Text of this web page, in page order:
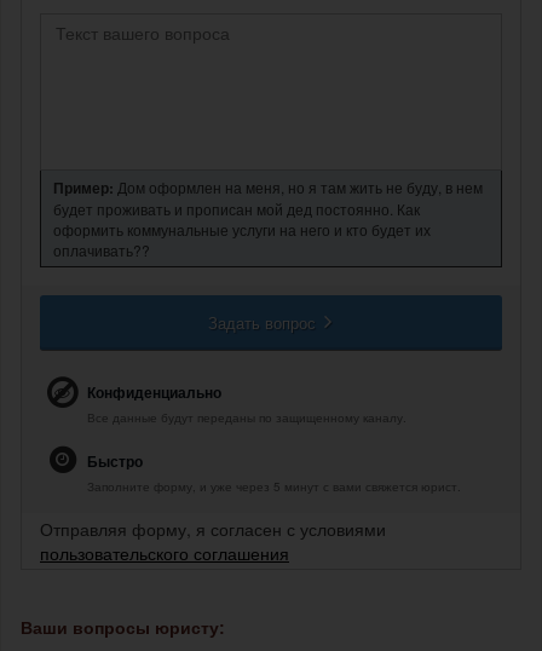
Пример: Дом оформлен на меня, но я там жить не буду, в нем
будет проживать и прописан мой дед постоянно. Как
оформить коммунальные услуги на него и кто будет их
оплачивать??
Задать вопрос
Конфиденциально
Все данные будут переданы по защищенному каналу.
Быстро
Заполните форму, и уже через 5 минут с вами свяжется юрист.
Отправляя форму, я согласен с условиями
пользовательского соглашения
Ваши вопросы юристу: